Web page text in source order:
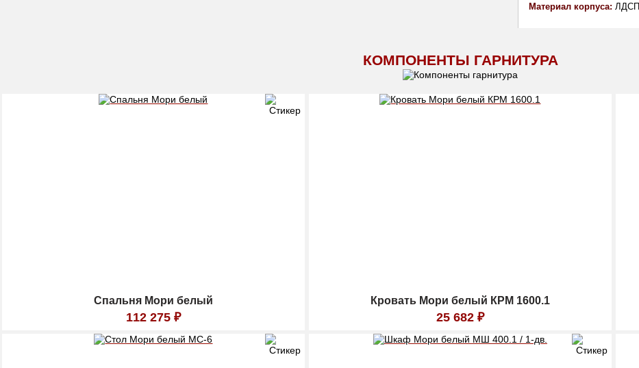
Материал корпуса: ЛДСП
КОМПОНЕНТЫ ГАРНИТУРА
Спальня Мори белый
112 275 ₽
Кровать Мори белый КРМ 1600.1
25 682 ₽